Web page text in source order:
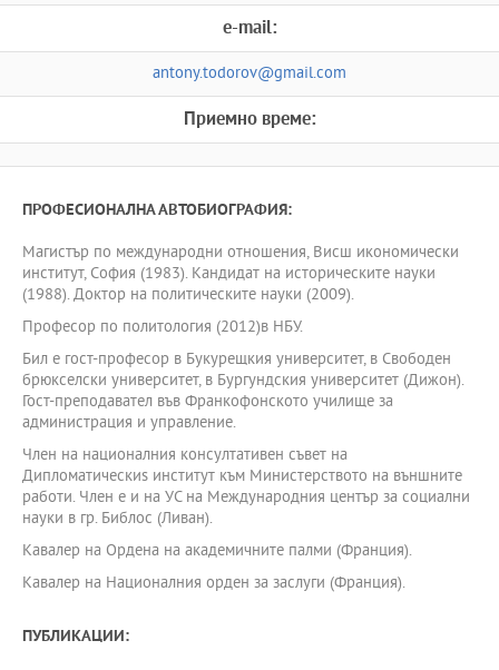
e-mail:
antony.todorov@gmail.com
Приемно време:
ПРОФЕСИОНАЛНА АВТОБИОГРАФИЯ:
Магистър по международни отношения, Висш икономически
институт, София (1983). Кандидат на историческите науки
(1988). Доктор на политическите науки (2009).
Професор по политология (2012)в НБУ.
Бил е гост-професор в Букурещкия университет, в Свободен
брюкселски университет, в Бургундския университет (Дижон).
Гост-преподавател във Франкофонското училище за
администрация и управление.
Член на националния консултативен съвет на
Дипломатическиs институт към Министерството на външните
работи. Член е и на УС на Международния център за социални
науки в гр. Библос (Ливан).
Кавалер на Ордена на академичните палми (Франция).
Кавалер на Националния орден за заслуги (Франция).
ПУБЛИКАЦИИ: